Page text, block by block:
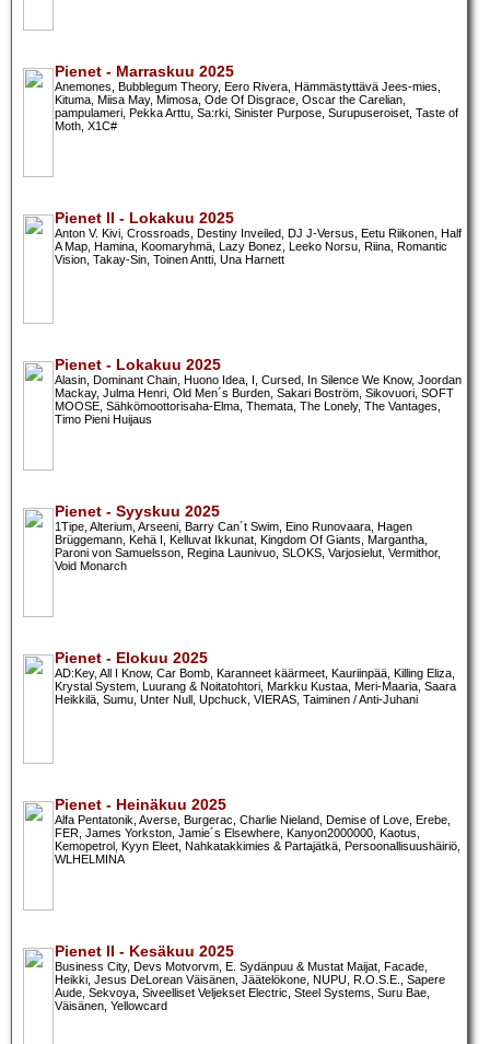
Pienet - Marraskuu 2025
Anemones, Bubblegum Theory, Eero Rivera, Hämmästyttävä Jees-mies,
Kituma, Miisa May, Mimosa, Ode Of Disgrace, Oscar the Carelian,
pampulameri, Pekka Arttu, Sa:rki, Sinister Purpose, Surupuseroiset, Taste of
Moth, X1C#
Pienet II - Lokakuu 2025
Anton V. Kivi, Crossroads, Destiny Inveiled, DJ J-Versus, Eetu Riikonen, Half
A Map, Hamina, Koomaryhmä, Lazy Bonez, Leeko Norsu, Riina, Romantic
Vision, Takay-Sin, Toinen Antti, Una Harnett
Pienet - Lokakuu 2025
Alasin, Dominant Chain, Huono Idea, I, Cursed, In Silence We Know, Joordan
Mackay, Julma Henri, Old Men´s Burden, Sakari Boström, Sikovuori, SOFT
MOOSE, Sähkömoottorisaha-Elma, Themata, The Lonely, The Vantages,
Timo Pieni Huijaus
Pienet - Syyskuu 2025
1Tipe, Alterium, Arseeni, Barry Can´t Swim, Eino Runovaara, Hagen
Brüggemann, Kehä I, Kelluvat Ikkunat, Kingdom Of Giants, Margantha,
Paroni von Samuelsson, Regina Launivuo, SLOKS, Varjosielut, Vermithor,
Void Monarch
Pienet - Elokuu 2025
AD:Key, All I Know, Car Bomb, Karanneet käärmeet, Kauriinpää, Killing Eliza,
Krystal System, Luurang & Noitatohtori, Markku Kustaa, Meri-Maaria, Saara
Heikkilä, Sumu, Unter Null, Upchuck, VIERAS, Taiminen / Anti-Juhani
Pienet - Heinäkuu 2025
Alfa Pentatonik, Averse, Burgerac, Charlie Nieland, Demise of Love, Erebe,
FER, James Yorkston, Jamie´s Elsewhere, Kanyon2000000, Kaotus,
Kemopetrol, Kyyn Eleet, Nahkatakkimies & Partajätkä, Persoonallisuushäiriö,
WLHELMINA
Pienet II - Kesäkuu 2025
Business City, Devs Motvorvm, E. Sydänpuu & Mustat Maijat, Facade,
Heikki, Jesus DeLorean Väisänen, Jäätelökone, NUPU, R.O.S.E., Sapere
Aude, Sekvoya, Siveelliset Veljekset Electric, Steel Systems, Suru Bae,
Väisänen, Yellowcard